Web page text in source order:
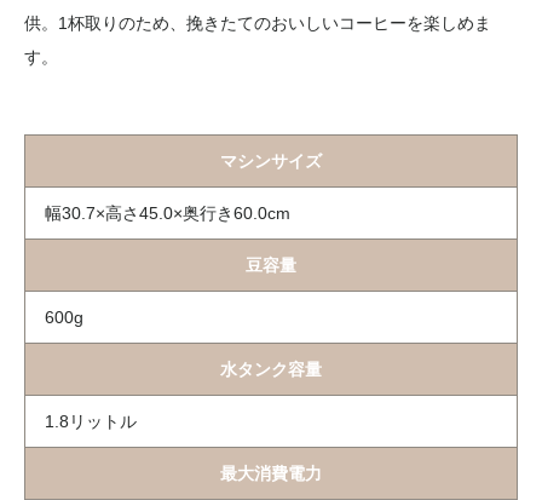
供。1杯取りのため、挽きたてのおいしいコーヒーを楽しめま
す。
マシンサイズ
幅30.7×高さ45.0×奥行き60.0cm
豆容量
600g
水タンク容量
1.8リットル
最大消費電力